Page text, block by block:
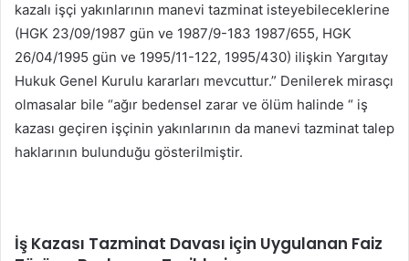
kazalı işçi yakınlarının manevi tazminat isteyebileceklerine
(HGK 23/09/1987 gün ve 1987/9-183 1987/655, HGK
26/04/1995 gün ve 1995/11-122, 1995/430) ilişkin Yargıtay
Hukuk Genel Kurulu kararları mevcuttur.” Denilerek mirasçı
olmasalar bile “ağır bedensel zarar ve ölüm halinde “ iş
kazası geçiren işçinin yakınlarının da manevi tazminat talep
haklarının bulunduğu gösterilmiştir.
İş Kazası Tazminat Davası için Uygulanan Faiz